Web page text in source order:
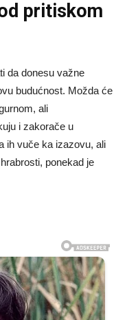
pritiskom
da donesu važne
budućnost. Možda će
ali
i zakorače u
ih vuče ka izazovu, ali
ponekad je